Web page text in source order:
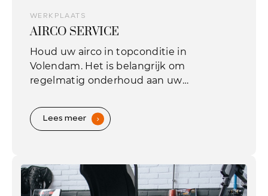
WERKPLAATS
AIRCO SERVICE
Houd uw airco in topconditie in
Volendam. Het is belangrijk om
regelmatig onderhoud aan uw
jaar verliest de airco namelijk normaliter
een deel van het koelmiddel.
Lees meer .